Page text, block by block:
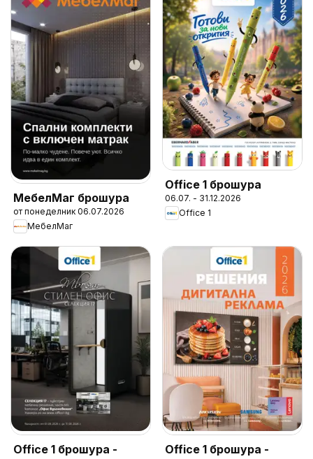
МебелМаг брошура
от понеделник 06.07.2026
МебелМаг
Office 1 брошура
06.07. - 31.12.2026
Office 1
Office 1 брошура - Office 1 брошура -